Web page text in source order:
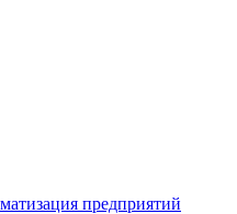
предприятий